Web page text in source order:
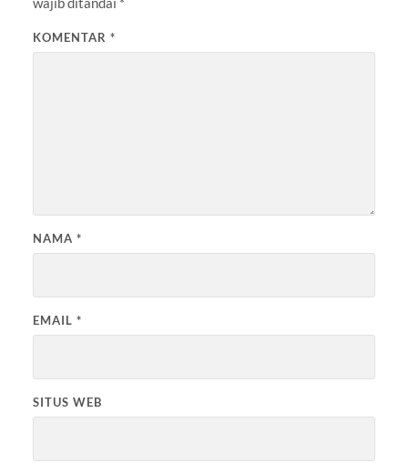
KOMENTAR *
NAMA *
EMAIL *
SITUS WEB